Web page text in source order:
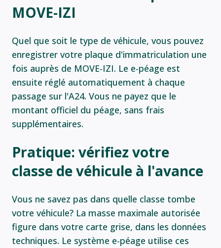
MOVE-IZI
Quel que soit le type de véhicule, vous pouvez
enregistrer votre plaque d'immatriculation une
fois auprès de MOVE-IZI. Le e-péage est
ensuite réglé automatiquement à chaque
passage sur l'A24. Vous ne payez que le
montant officiel du péage, sans frais
supplémentaires.
Pratique: vérifiez votre
classe de véhicule à l'avance
Vous ne savez pas dans quelle classe tombe
votre véhicule? La masse maximale autorisée
figure dans votre carte grise, dans les données
techniques. Le système e-péage utilise ces